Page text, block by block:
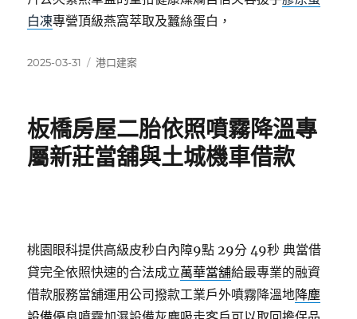
白凍專營頂級燕窩萃取及蠶絲蛋白，
發
2025-03-31
分
港口建案
板橋房屋二胎依照噴霧降溫專
屬新莊當舖與土城機車借款
桃園眼科提供高級皮秒白內障9點 29分 49秒 典當借
貸完全依照快速的合法成立萬華當舖給最專業的融資
借款服務當舖運用公司撥款工業戶外噴霧降溫地降塵